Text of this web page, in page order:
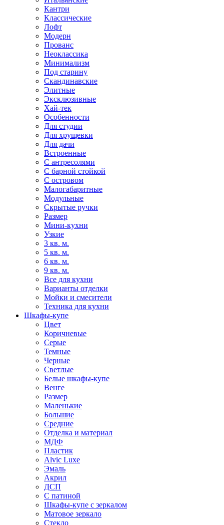
Кантри
Классические
Лофт
Модерн
Прованс
Неоклассика
Минимализм
Под старину
Скандинавские
Элитные
Эксклюзивные
Хай-тек
Особенности
Для студии
Для хрущевки
Для дачи
Встроенные
С антресолями
С барной стойкой
С островом
Малогабаритные
Модульные
Скрытые ручки
Размер
Мини-кухни
Узкие
3 кв. м.
5 кв. м.
6 кв. м.
9 кв. м.
Все для кухни
Варианты отделки
Мойки и смесители
Техника для кухни
Шкафы-купе
Цвет
Коричневые
Серые
Темные
Черные
Светлые
Белые шкафы-купе
Венге
Размер
Маленькие
Большие
Средние
Отделка и материал
МДФ
Пластик
Alvic Luxe
Эмаль
Акрил
ДСП
С патиной
Шкафы-купе с зеркалом
Матовое зеркало
Стекло